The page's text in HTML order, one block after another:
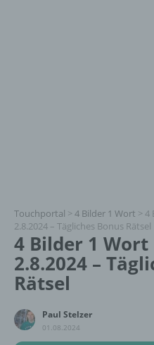
Touchportal > 4 Bilder 1 Wort > 4
2.8.2024 – Tägliches Bonus Rätsel
4 Bilder 1
2.8.2024 –
Rätsel
Paul Stelzer
01.08.2024